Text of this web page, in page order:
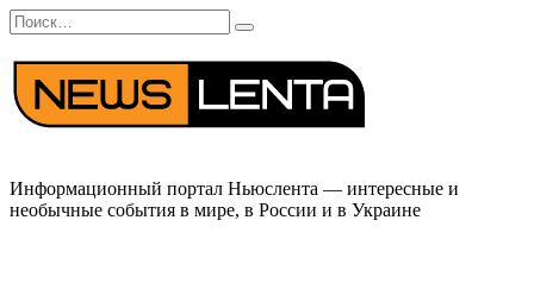
Перейти
к
содержанию
Search
for:
Информационный портал Ньюслента — интересные и
необычные события в мире, в России и в Украине